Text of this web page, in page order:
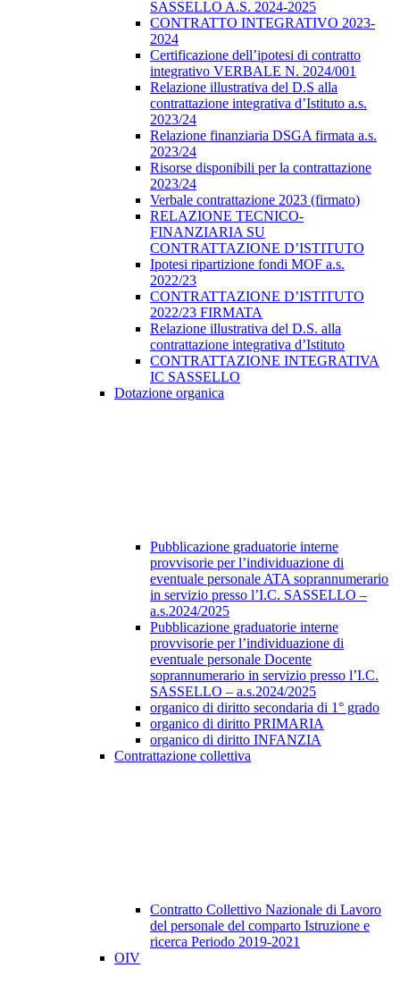
SASSELLO A.S. 2024-2025
CONTRATTO INTEGRATIVO 2023-
2024
Certificazione dell’ipotesi di contratto
integrativo VERBALE N. 2024/001
Relazione illustrativa del D.S alla
contrattazione integrativa d’Istituto a.s.
2023/24
Relazione finanziaria DSGA firmata a.s.
2023/24
Risorse disponibili per la contrattazione
2023/24
Verbale contrattazione 2023 (firmato)
RELAZIONE TECNICO-
FINANZIARIA SU
CONTRATTAZIONE D’ISTITUTO
Ipotesi ripartizione fondi MOF a.s.
2022/23
CONTRATTAZIONE D’ISTITUTO
2022/23 FIRMATA
Relazione illustrativa del D.S. alla
contrattazione integrativa d’Istituto
CONTRATTAZIONE INTEGRATIVA
IC SASSELLO
Dotazione organica
Pubblicazione graduatorie interne
provvisorie per l’individuazione di
eventuale personale ATA soprannumerario
in servizio presso l’I.C. SASSELLO –
a.s.2024/2025
Pubblicazione graduatorie interne
provvisorie per l’individuazione di
eventuale personale Docente
soprannumerario in servizio presso l’I.C.
SASSELLO – a.s.2024/2025
organico di diritto secondaria di 1° grado
organico di diritto PRIMARIA
organico di diritto INFANZIA
Contrattazione collettiva
Contratto Collettivo Nazionale di Lavoro
del personale del comparto Istruzione e
ricerca Periodo 2019-2021
OIV